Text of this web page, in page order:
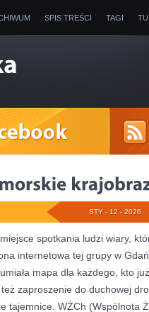
SPIS TREŚCI TAGI
STY - 12 - 2026
spotkania ludzi wiary,
internetowa tej grupy w
mapa dla każdego, kto
też zaproszenie do duchowej
tajemnice. WŻCh (Wspólnota